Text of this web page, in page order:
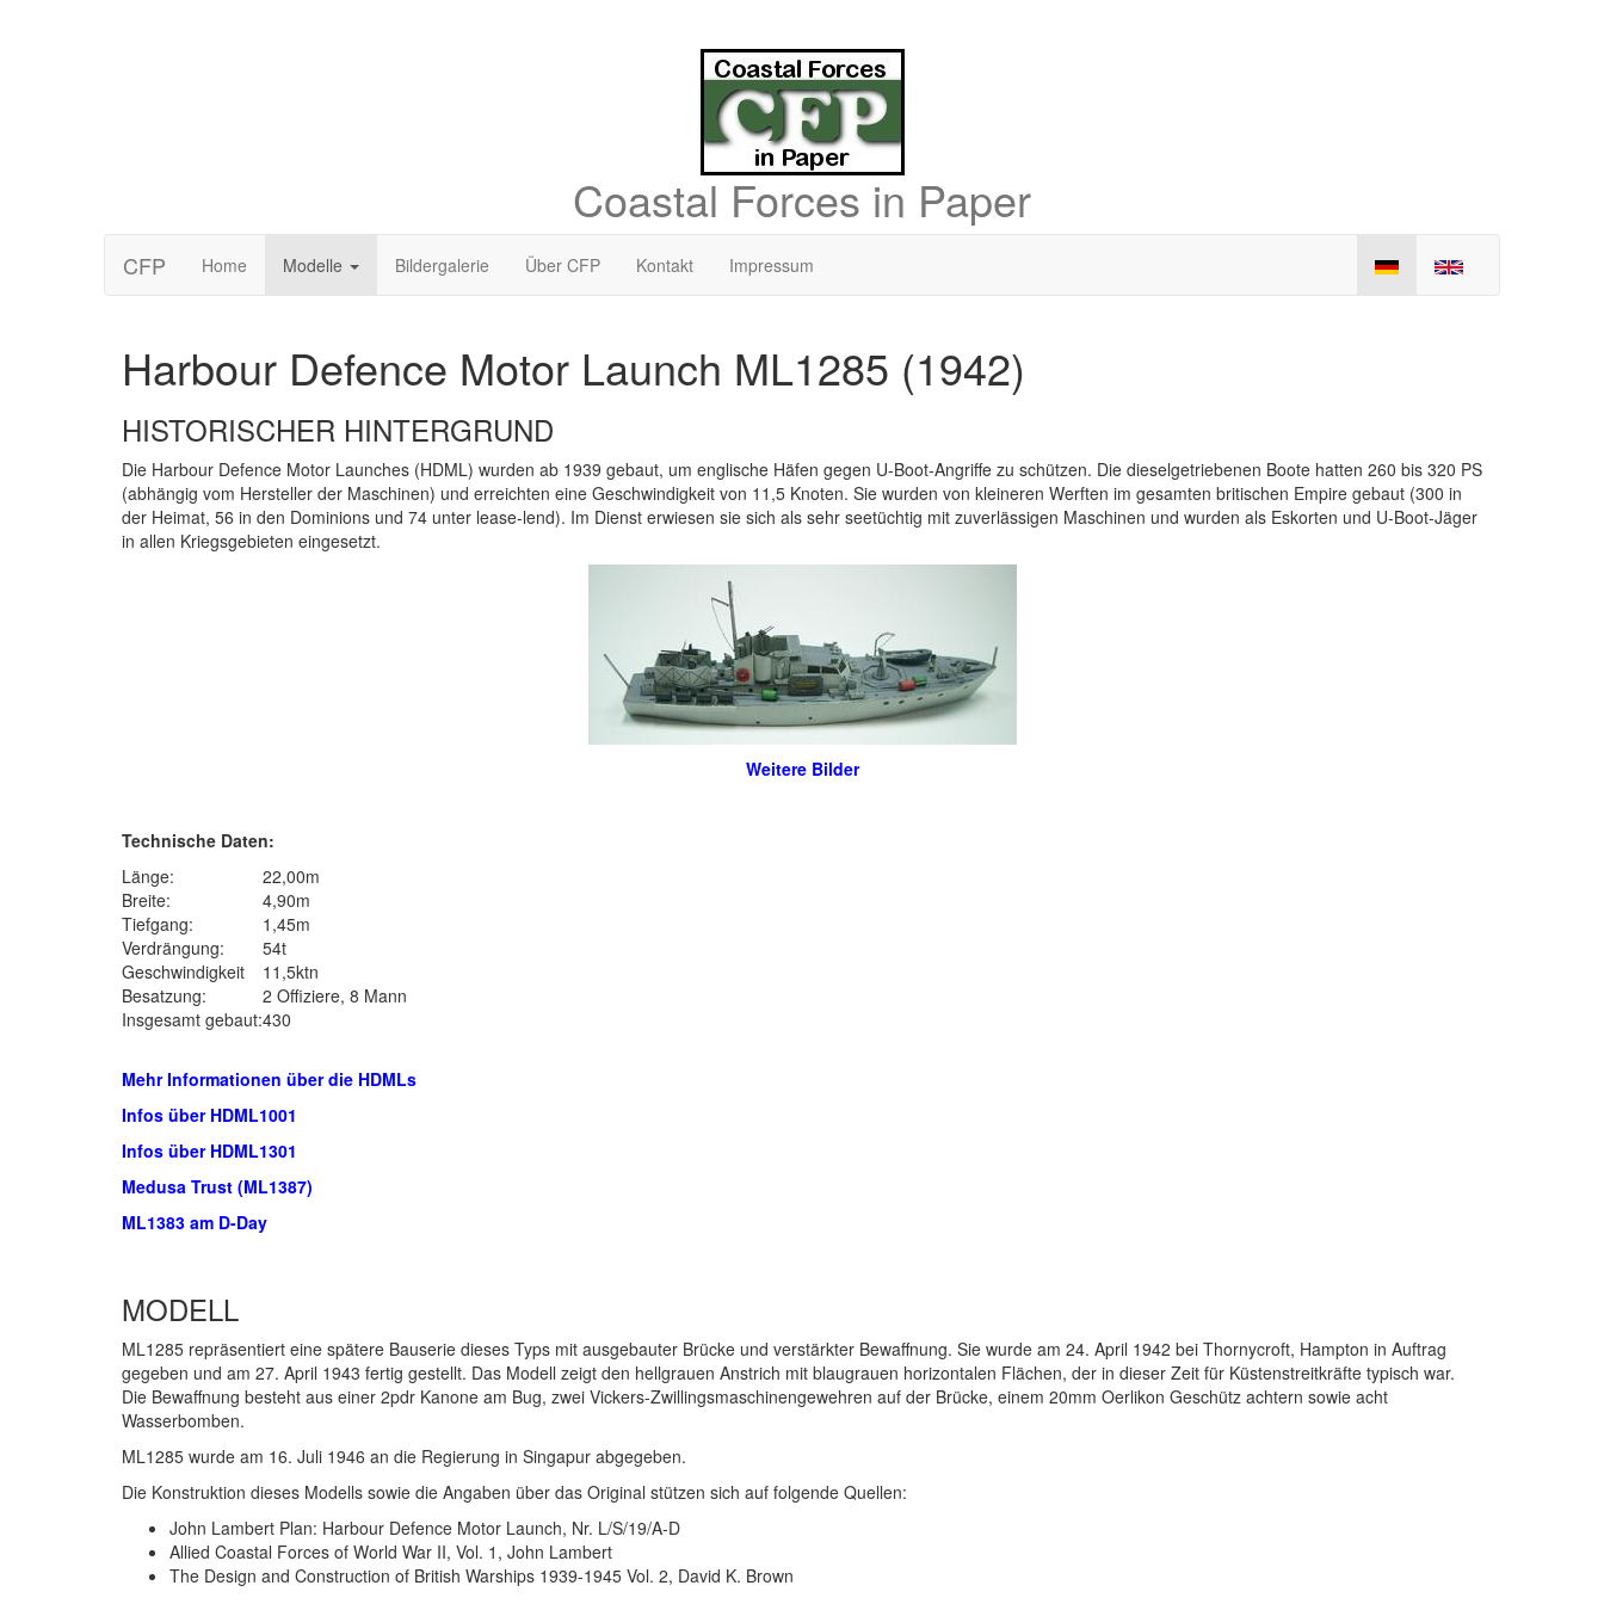
Coastal Forces in Paper
CFP Home Modelle Bildergalerie Über CFP Kontakt Impressum
Harbour Defence Motor Launch ML1285 (1942)
HISTORISCHER HINTERGRUND
Die Harbour Defence Motor Launches (HDML) wurden ab 1939 gebaut, um englische Häfen gegen U-Boot-Angriffe zu schützen. Die dieselgetriebenen Boote hatten 260 bis 320 PS
(abhängig vom Hersteller der Maschinen) und erreichten eine Geschwindigkeit von 11,5 Knoten. Sie wurden von kleineren Werften im gesamten britischen Empire gebaut (300 in
der Heimat, 56 in den Dominions und 74 unter lease-lend). Im Dienst erwiesen sie sich als sehr seetüchtig mit zuverlässigen Maschinen und wurden als Eskorten und U-Boot-Jäger
in allen Kriegsgebieten eingesetzt.
Weitere Bilder
Technische Daten:
Länge:
22,00m
Breite:
4,90m
Tiefgang:
1,45m
Verdrängung:
54t
Geschwindigkeit
11,5ktn
Besatzung:
2 Offiziere, 8 Mann
Insgesamt gebaut:430
Mehr Informationen über die HDMLs
Infos über HDML1001
Infos über HDML1301
Medusa Trust (ML1387)
ML1383 am D-Day
MODELL
ML1285 repräsentiert eine spätere Bauserie dieses Typs mit ausgebauter Brücke und verstärkter Bewaffnung. Sie wurde am 24. April 1942 bei Thornycroft, Hampton in Auftrag
gegeben und am 27. April 1943 fertig gestellt. Das Modell zeigt den hellgrauen Anstrich mit blaugrauen horizontalen Flächen, der in dieser Zeit für Küstenstreitkräfte typisch war.
Die Bewaffnung besteht aus einer 2pdr Kanone am Bug, zwei Vickers-Zwillingsmaschinengewehren auf der Brücke, einem 20mm Oerlikon Geschütz achtern sowie acht
Wasserbomben.
ML1285 wurde am 16. Juli 1946 an die Regierung in Singapur abgegeben.
Die Konstruktion dieses Modells sowie die Angaben über das Original stützen sich auf folgende Quellen:
John Lambert Plan: Harbour Defence Motor Launch, Nr. L/S/19/A-D
Allied Coastal Forces of World War II, Vol. 1, John Lambert
The Design and Construction of British Warships 1939-1945 Vol. 2, David K. Brown